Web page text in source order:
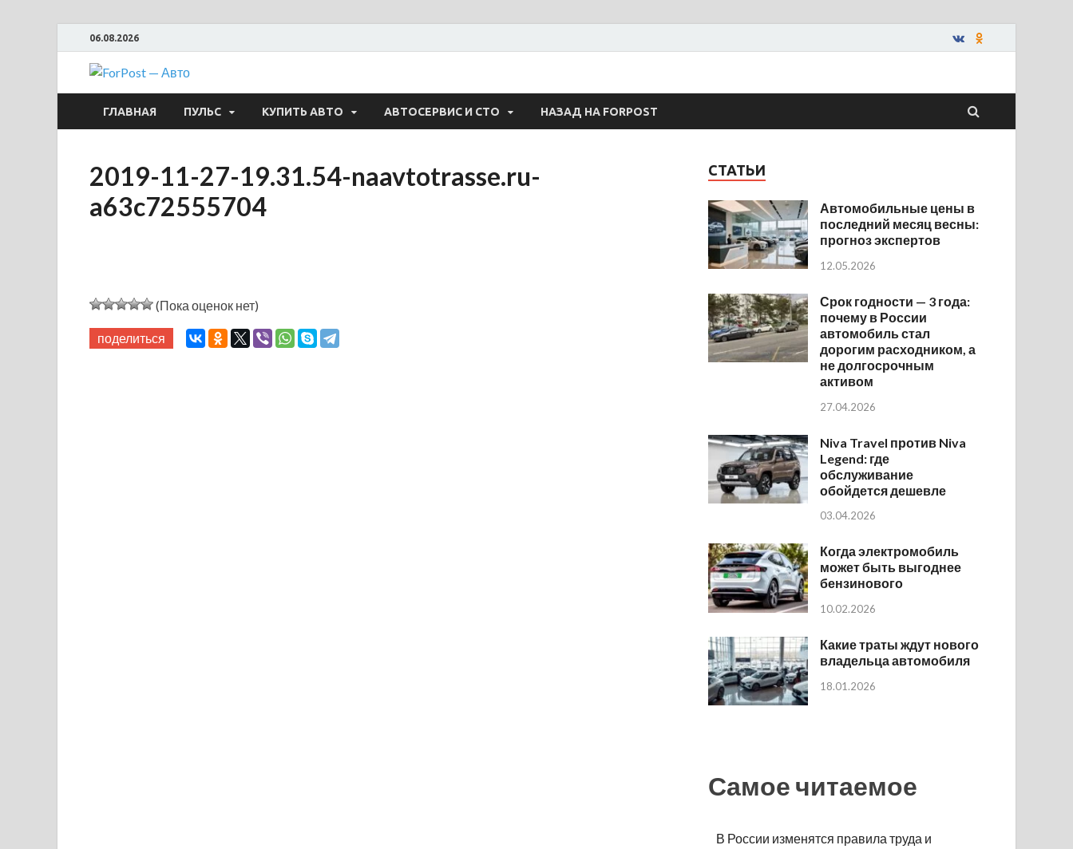
06.08.2026
ForPost — Авто
ГЛАВНАЯ ПУЛЬС КУПИТЬ АВТО АВТОСЕРВИС И СТО НАЗАД НА FORPOST
2019-11-27-19.31.54-naavtotrasse.ru-
a63c72555704
(Пока оценок нет)
поделиться
СТАТЬИ
Автомобильные цены в
последний месяц весны:
прогноз экспертов
12.05.2026
Срок годности — 3 года:
почему в России
автомобиль стал
дорогим расходником, а
не долгосрочным
активом
27.04.2026
Niva Travel против Niva
Legend: где
обслуживание
обойдется дешевле
03.04.2026
Когда электромобиль
может быть выгоднее
бензинового
10.02.2026
Какие траты ждут нового
владельца автомобиля
18.01.2026
Самое читаемое
В России изменятся правила труда и